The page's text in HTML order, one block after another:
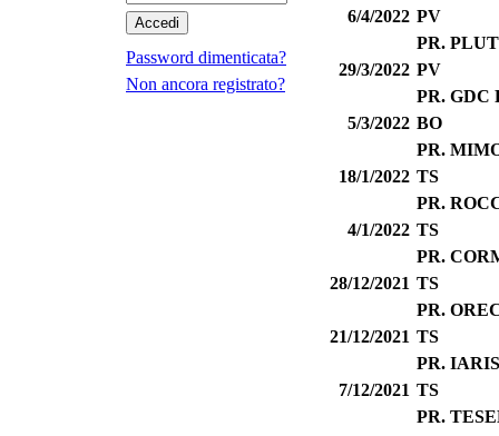
Password dimenticata?
Non ancora registrato?
6/4/2022 PV
PR.
29/3/2022 PV
PR. GDC
5/3/2022 BO
PR.
18/1/2022 TS
PR.
4/1/2022 TS
PR.
28/12/2021 TS
PR.
21/12/2021 TS
PR.
7/12/2021 TS
PR.